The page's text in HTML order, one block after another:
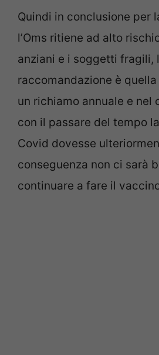
Quindi in conclusione per
l’Oms ritiene ad alto
anziani e i soggetti fragili,
raccomandazione è
un richiamo annuale e nel
con il passare del tempo
Covid dovesse
conseguenza non ci sarà
continuare a fare il